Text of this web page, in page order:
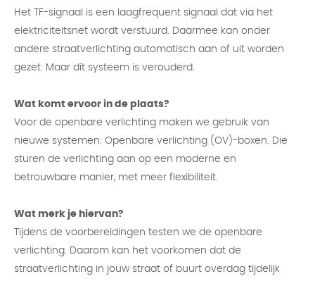
Het TF-signaal is een laagfrequent signaal dat via het
elektriciteitsnet wordt verstuurd. Daarmee kan onder
andere straatverlichting automatisch aan of uit worden
gezet. Maar dit systeem is verouderd.
Wat komt ervoor in de plaats?
Voor de openbare verlichting maken we gebruik van
nieuwe systemen: Openbare verlichting (OV)-boxen. Die
sturen de verlichting aan op een moderne en
betrouwbare manier, met meer flexibiliteit.
Wat merk je hiervan?
Tijdens de voorbereidingen testen we de openbare
verlichting. Daarom kan het voorkomen dat de
straatverlichting in jouw straat of buurt overdag tijdelijk